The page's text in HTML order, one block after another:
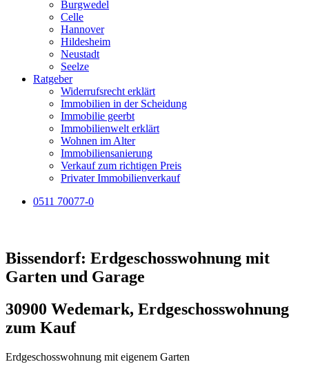
Burgwedel
Celle
Hannover
Hildesheim
Neustadt
Seelze
Ratgeber
Widerrufsrecht erklärt
Immobilien in der Scheidung
Immobilie geerbt
Immobilienwelt erklärt
Wohnen im Alter
Immobiliensanierung
Verkauf zum richtigen Preis
Privater Immobilienverkauf
0511 70077-0
Bissendorf: Erdgeschosswohnung mit
Garten und Garage
30900 Wedemark, Erdgeschosswohnung
zum Kauf
Erdgeschosswohnung mit eigenem Garten